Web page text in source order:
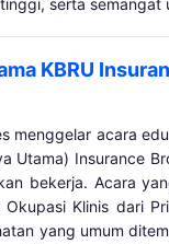
serta
KBRU
menggelar acara
Utama) Insurance
bekerja. Acara
Klinis dari
yang umum